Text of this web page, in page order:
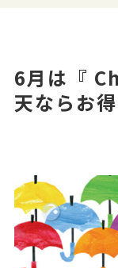
6月は『
天ならお